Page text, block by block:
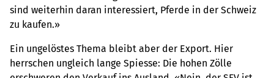
sind weiterhin daran interessiert, Pferde in der Schweiz
zu kaufen.»
Ein ungelöstes Thema bleibt aber der Export. Hier
herrschen ungleich lange Spiesse: Die hohen Zölle